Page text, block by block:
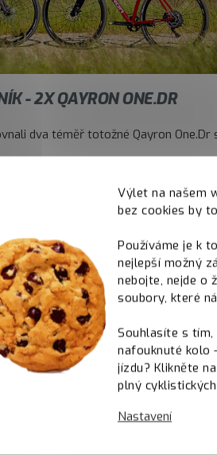
Výlet na našem
bez cookies by
Používáme je k
nejlepší možný
nebojte, nejde o
soubory, které
Souhlasíte s tím,
nafouknuté kolo
jízdu? Klikněte
plný
Nastavení
- 2X QAYRON ONE.DR
dva téměř totožné Qayron One.Dr
Q 1X
model, který si své jízdní
a samozřejmě
nebo víc košíků na
. Se stoupáním ti pomůže
můžeš upravit přesně podle
hbitý gravelsi své
modelem na denním